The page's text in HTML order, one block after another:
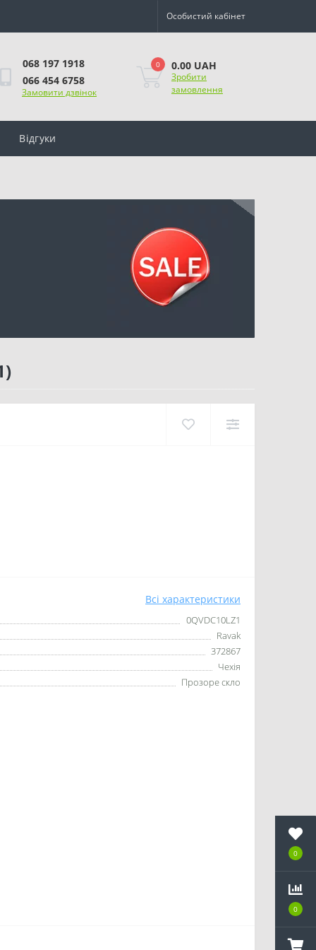
0
0
Особистий кабінет
068 197 1918
066 454 6758
Замовити дзвінок
0 0.00 UAH
Зробити
замовлення
Відгуки
Всі характеристики
0QVDC10LZ1
Ravak
372867
Чехія
Прозоре скло